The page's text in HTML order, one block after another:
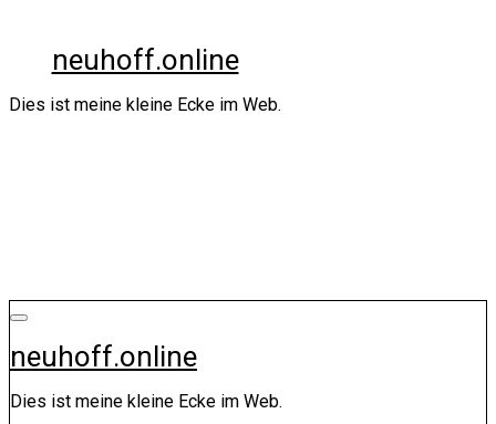
springenneuhoff.online
Dies ist meine kleine Ecke im Web.
neuhoff.online
Dies ist meine kleine Ecke im Web.